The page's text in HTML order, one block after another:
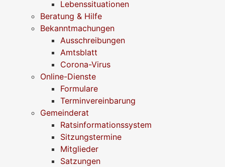
Lebenssituationen
Beratung & Hilfe
Bekanntmachungen
Ausschreibungen
Amtsblatt
Corona-Virus
Online-Dienste
Formulare
Terminvereinbarung
Gemeinderat
Ratsinformationssystem
Sitzungstermine
Mitglieder
Satzungen